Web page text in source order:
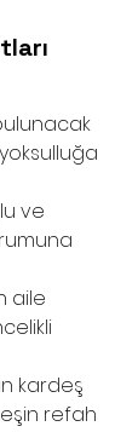
ve
aile
kardeş
refah